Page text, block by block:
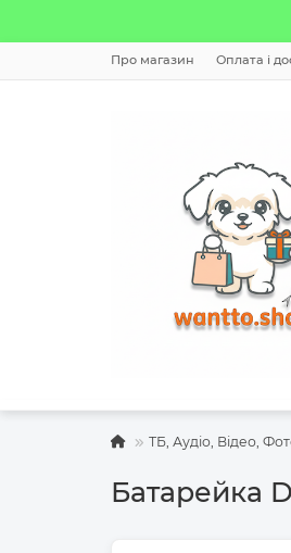
Про магазин Оплата і
ТБ, Аудіо, Відео,
Батарейка